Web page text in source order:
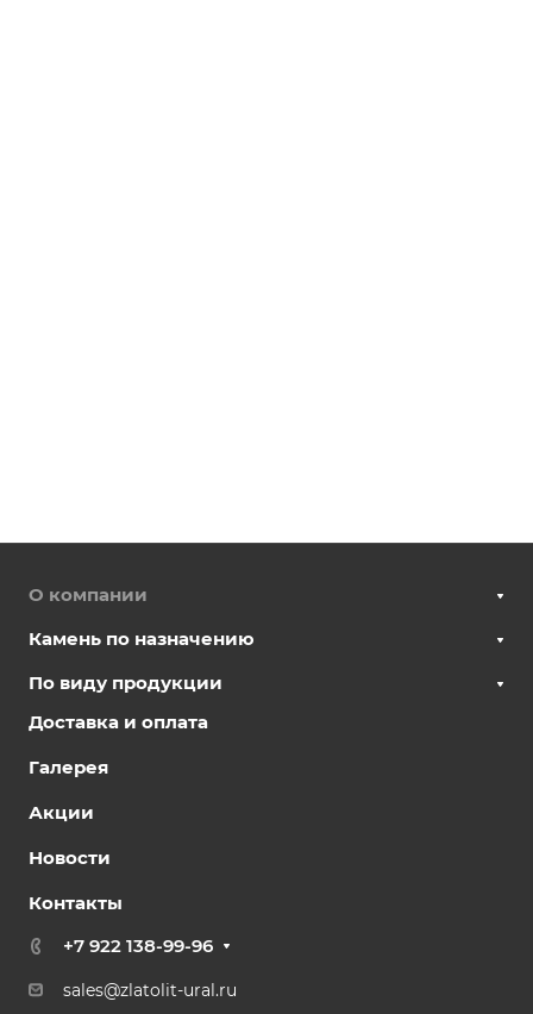
О компании
Камень по назначению
По виду продукции
Доставка и оплата
Галерея
Акции
Новости
Контакты
+7 922 138-99-96
sales@zlatolit-ural.ru